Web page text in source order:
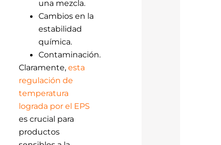
una mezcla.
Cambios en la
estabilidad
química.
Contaminación.
Claramente, esta
regulación de
temperatura
lograda por el EPS
es crucial para
productos